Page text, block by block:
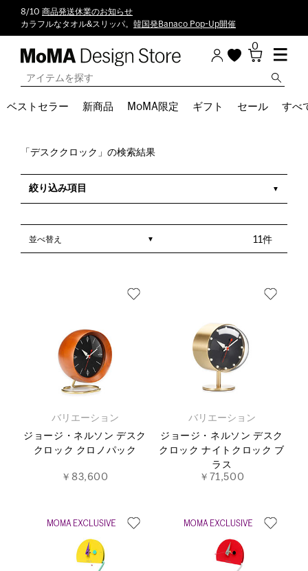
8/10 商品発送休業のお知らせ
カラフルなタオル&スリッパ。 韓国発Banaco Pop-Up開催
0
ベストセラー 新商品 MoMA限定 ギフト セール すべ
「デスククロック」の検索結果
絞り込み項目
11件
並べ替え
バリエーション
ジョージ・ネルソン デスク
クロック クロノパック
￥83,600
バリエーション
ジョージ・ネルソン デスク
クロック ナイトクロック ブ
ラス
￥71,500